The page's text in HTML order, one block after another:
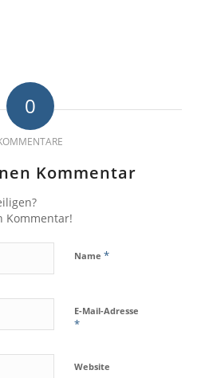
0
Kommentar
Kommentar!
Name *
E-Mail-Adresse
*
Website